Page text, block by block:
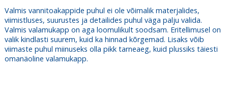
Valmis vannitoakappide puhul ei ole võimalik materjalides,
viimistluses, suurustes ja detailides puhul väga palju valida.
Valmis valamukapp on aga loomulikult soodsam. Eritellimusel on
valik kindlasti suurem, kuid ka hinnad kõrgemad. Lisaks võib
viimaste puhul miinuseks olla pikk tarneaeg, kuid plussiks täiesti
omanäoline valamukapp.